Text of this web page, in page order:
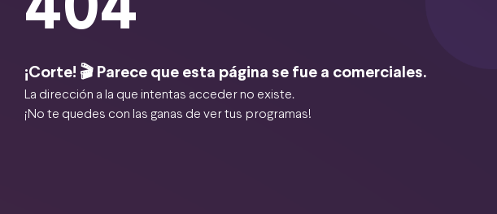
¡Corte! 🎬 Parece que esta página se fue a comerciales.
La dirección a la que intentas acceder no existe.
¡No te quedes con las ganas de ver tus programas!